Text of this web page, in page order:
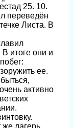
25. 10.
переведён
Листа. В
итоге они и
ее.
активно
же лагерь,